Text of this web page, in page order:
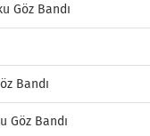
Göz Bandı
Bandı
Göz Bandı